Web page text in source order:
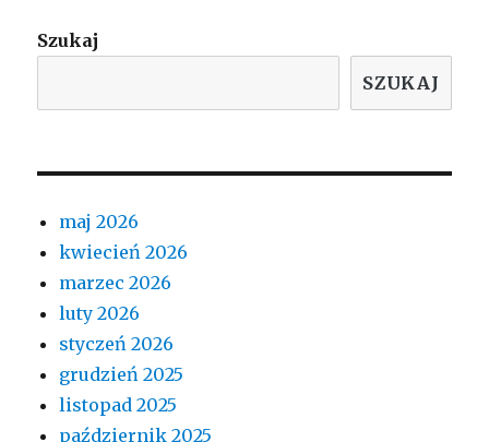
Szukaj
SZUKAJ
maj 2026
kwiecień 2026
marzec 2026
luty 2026
styczeń 2026
grudzień 2025
listopad 2025
październik 2025